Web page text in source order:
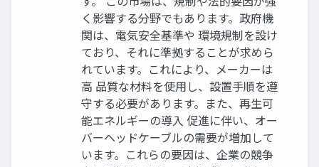
く影響する分野でもあります。政府機
関は、電気安全基準や 環境規制を設け
ており、それに準拠することが求めら
れています。これにより、メーカーは
高 品質な材料を使用し、設置手順を遵
守する必要があります。また、再生可
能エネルギーの導入 促進に伴い、オー
バーヘッドケーブルの需要が増加して
います。これらの要因は、企業の競争